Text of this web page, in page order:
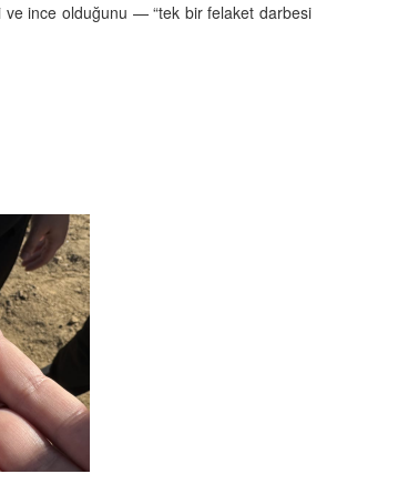
ve ince olduğunu — “tek bir felaket darbesi